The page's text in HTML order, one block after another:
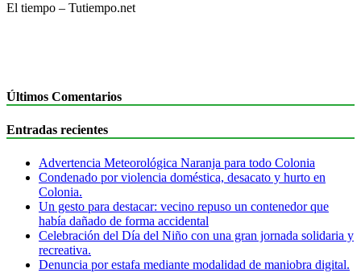
El tiempo – Tutiempo.net
Últimos Comentarios
Entradas recientes
Advertencia Meteorológica Naranja para todo Colonia
Condenado por violencia doméstica, desacato y hurto en
Colonia.
Un gesto para destacar: vecino repuso un contenedor que
había dañado de forma accidental
Celebración del Día del Niño con una gran jornada solidaria y
recreativa.
Denuncia por estafa mediante modalidad de maniobra digital.